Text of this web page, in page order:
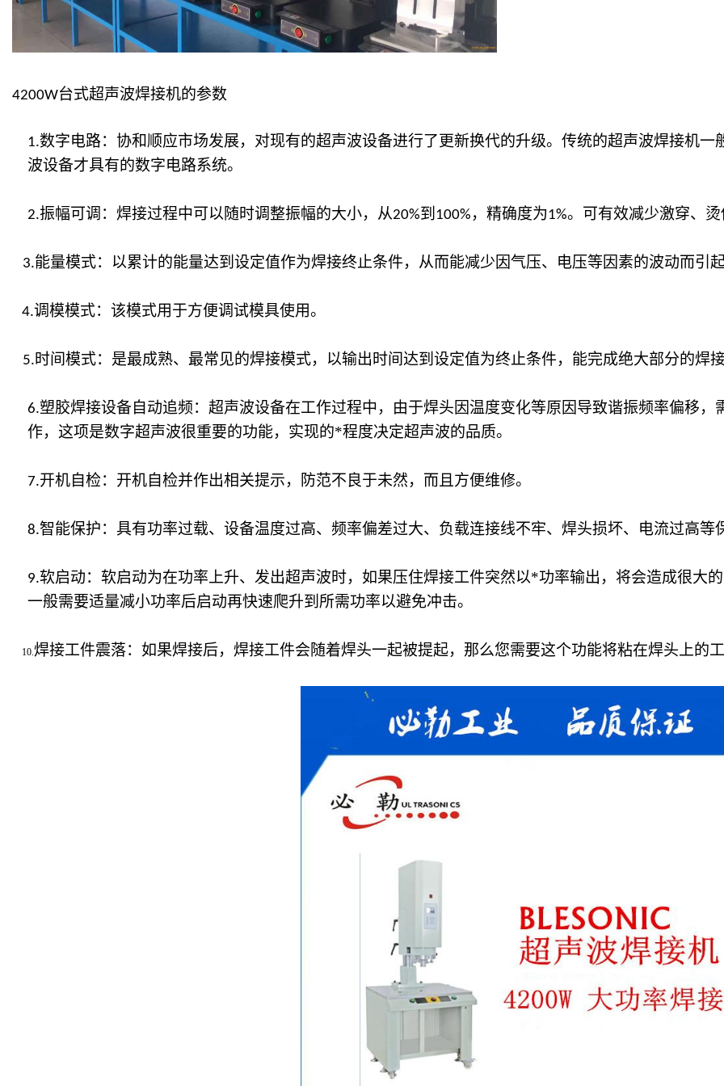
4200W台式超声波焊接机的参数
1.数字电路：协和顺应市场发展，对现有的超声波设备进行了更新换代的升级。传统的超声波焊接机
波设备才具有的数字电路系统。
2.振幅可调：焊接过程中可以随时调整振幅的大小，从20%到 100% ，精确度为1%。可有效减少激穿、
3.能量模式：以累计的能量达到设定值作为焊接终止条件，从而能减少因气压、电压等因素的波动而引
4.调模模式：该模式用于方便调试模具使用。
5.时间模式：是最成熟、最常见的焊接模式，以输出时间达到设定值为终止条件，能完成绝大部分的焊
6.塑胶焊接设备自动追频：超声波设备在工作过程中，由于焊头因温度变化等原因导致谐振频率偏移
作，这项是数字超声波很重要的功能，实现的*程度决定超声波的品质。
7.开机自检：开机自检并作出相关提示，防范不良于未然，而且方便维修。
8.智能保护：具有功率过载、设备温度过高、频率偏差过大、负载连接线不牢、焊头损坏、电流过高等
9.软启动：软启动为在功率上升、发出超声波时，如果压住焊接工件突然以*功率输出，将会造成很大
一般需要适量减小功率后启动再快速爬升到所需功率以避免冲击。
10. 焊接工件震落：如果焊接后，焊接工件会随着焊头一起被提起，那么您需要这个功能将粘在焊头上的